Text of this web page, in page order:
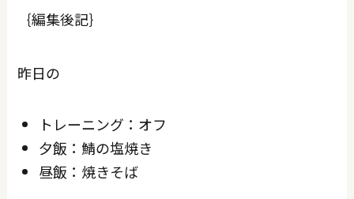
｛編集後記｝
昨日の
トレーニング：オフ
夕飯：鯖の塩焼き
昼飯：焼きそば